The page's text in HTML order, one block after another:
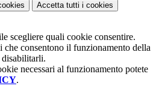
Accetta tutti i cookies
scegliere quali cookie consentire.
che consentono il funzionamento della
disabilitarli.
necessari al funzionamento potete
.